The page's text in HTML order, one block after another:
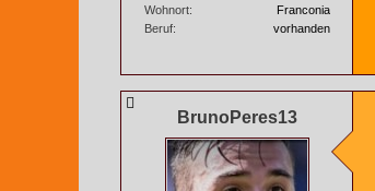
Wohnort
Franconia
Beruf
vorhanden
BrunoPeres13